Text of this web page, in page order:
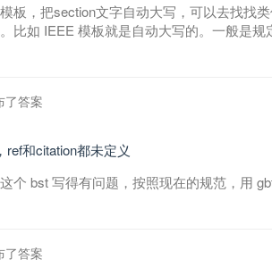
板，把section文字自动大写，可以去找找
比如 IEEE 模板就是自动大写的。一般是规
了答案
ref和citation都未定义
个 bst 写得有问题，按照现在的规范，用
了答案